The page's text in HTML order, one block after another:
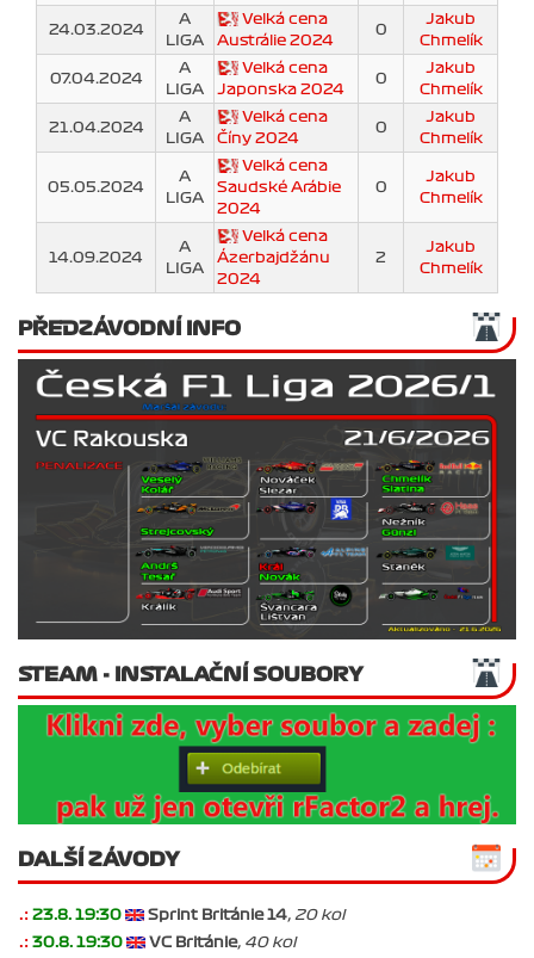
24.03.2024
A
LIGA
Velká cena
Austrálie 2024
0
Jakub
Chmelík
07.04.2024
A
LIGA
Velká cena
Japonska 2024
0
Jakub
Chmelík
21.04.2024
A
LIGA
Velká cena
Číny 2024
0
Jakub
Chmelík
05.05.2024
A
LIGA
Velká cena
Saudské Arábie
2024
0
Jakub
Chmelík
14.09.2024
A
LIGA
Velká cena
Ázerbajdžánu
2024
2
Jakub
Chmelík
PŘEDZÁVODNÍ INFO
STEAM - INSTALAČNÍ SOUBORY
DALŠÍ ZÁVODY
.: 23.8. 19:30 Sprint Británie 14, 20 kol
.: 30.8. 19:30 VC Británie, 40 kol